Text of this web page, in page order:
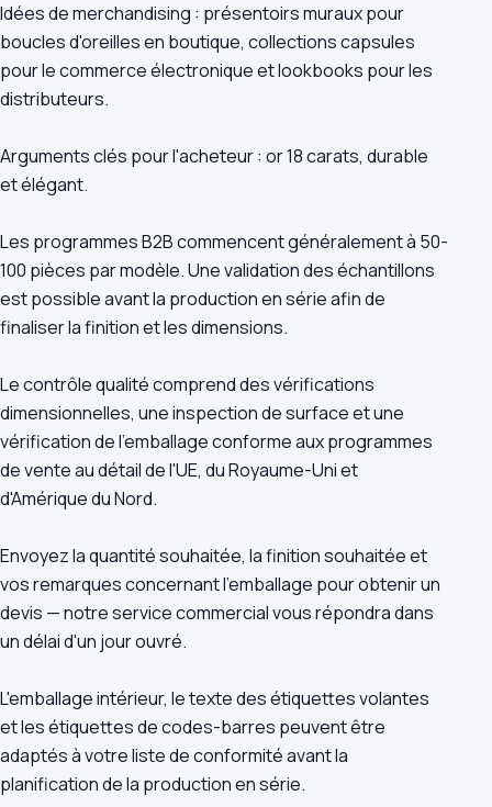
Idées de merchandising : présentoirs muraux pour
boucles d'oreilles en boutique, collections capsules
pour le commerce électronique et lookbooks pour les
distributeurs.
Arguments clés pour l'acheteur : or 18 carats, durable
et élégant.
Les programmes B2B commencent généralement à 50-
100 pièces par modèle. Une validation des échantillons
est possible avant la production en série afin de
finaliser la finition et les dimensions.
Le contrôle qualité comprend des vérifications
dimensionnelles, une inspection de surface et une
vérification de l'emballage conforme aux programmes
de vente au détail de l'UE, du Royaume-Uni et
d'Amérique du Nord.
Envoyez la quantité souhaitée, la finition souhaitée et
vos remarques concernant l'emballage pour obtenir un
devis — notre service commercial vous répondra dans
un délai d'un jour ouvré.
L'emballage intérieur, le texte des étiquettes volantes
et les étiquettes de codes-barres peuvent être
adaptés à votre liste de conformité avant la
planification de la production en série.